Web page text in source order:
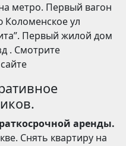
метро. Первый вагон
Коломенское ул
Первый жилой дом
. Смотрите
аренды.
Снять квартиру на